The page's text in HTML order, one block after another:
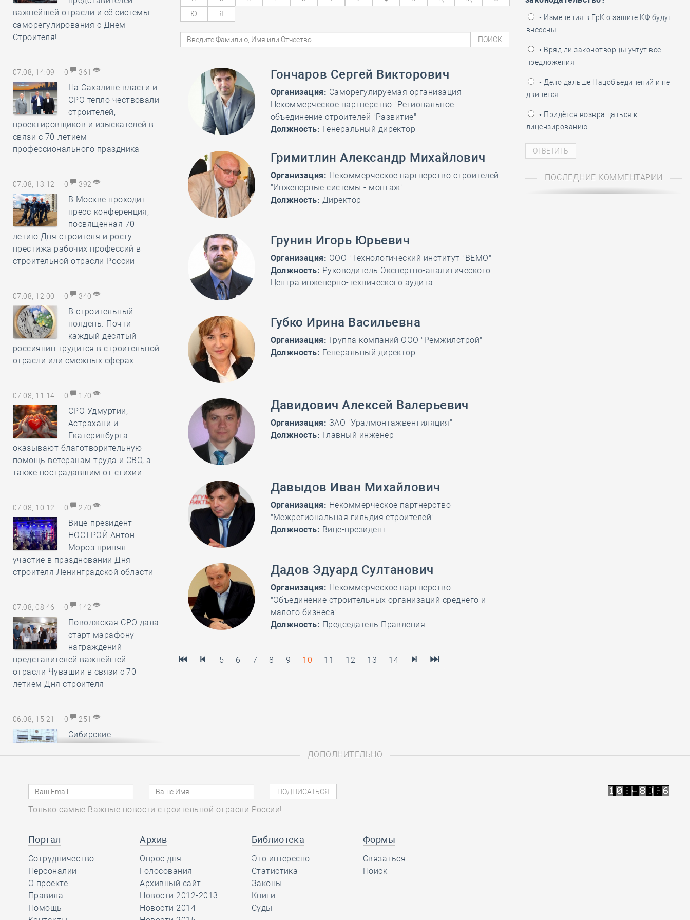
важнейшей отрасли и её системы
саморегулирования с Днём
Строителя!
07.08, 14:09 0 361
На Сахалине власти и
СРО тепло чествовали
строителей,
проектировщиков и изыскателей в
связи с 70-летием
профессионального праздника
07.08, 13:12 0 392
В Москве проходит
пресс-конференция,
посвящённая 70-
летию Дня строителя и росту
престижа рабочих профессий в
строительной отрасли России
07.08, 12:00 0 340
В строительный
полдень. Почти
каждый десятый
россиянин трудится в строительной
отрасли или смежных сферах
07.08, 11:14 0 170
СРО Удмуртии,
Астрахани и
Екатеринбурга
оказывают благотворительную
помощь ветеранам труда и СВО, а
также пострадавшим от стихии
07.08, 10:12 0 270
Вице-президент
НОСТРОЙ Антон
Мороз принял
участие в праздновании Дня
строителя Ленинградской области
07.08, 08:46 0 142
Поволжская СРО дала
старт марафону
награждений
представителей важнейшей
отрасли Чувашии в связи с 70-
летием Дня строителя
06.08, 15:21 0 251
Сибирские
саморегуляторы
понесли
авансы, неотработанные
обанкротившимся членом СРО
В Минстрое России
обсудили
предложения по
повышению энергоэффективности
многоквартирных домов
Ю
Я
ПОИСК
Гончаров Сергей Викторович
Организация: Саморегулируемая организация
Некоммерческое партнерство "Региональное
объединение строителей "Развитие"
Должность: Генеральный директор
Гримитлин Александр Михайлович
Организация: Некоммерческое партнерство строителей
"Инженерные системы - монтаж"
Должность: Директор
Грунин Игорь Юрьевич
Организация: ООО "Технологический институт "ВЕМО"
Должность: Руководитель Экспертно-аналитического
Центра инженерно-технического аудита
Губко Ирина Васильевна
Организация: Группа компаний ООО "Ремжилстрой"
Должность: Генеральный директор
Давидович Алексей Валерьевич
Организация: ЗАО "Уралмонтажвентиляция"
Должность: Главный инженер
Давыдов Иван Михайлович
Организация: Некоммерческое партнерство
"Межрегиональная гильдия строителей"
Должность: Вице-президент
Дадов Эдуард Султанович
Организация: Некоммерческое партнерство
"Объединение строительных организаций среднего и
малого бизнеса"
Должность: Председатель Правления
5 6 7 8 9 10 11 12 13 14
• Изменения в ГрК о защите КФ будут
внесены
• Вряд ли законотворцы учтут все
предложения
• Дело дальше Нацобъединений и не
двинется
• Придётся возвращаться к
лицензированию…
ПОСЛЕДНИЕ КОММЕНТАРИИ
ДОПОЛНИТЕЛЬНО
Только самые Важные новости строительной отрасли России!
Портал
Сотрудничество
Персоналии
О проекте
Правила
Помощь
Архив
Опрос дня
Голосования
Архивный сайт
Новости 2012-2013
Новости 2014
Библиотека
Это интересно
Статистика
Законы
Книги
Суды
Формы
Связаться
Поиск